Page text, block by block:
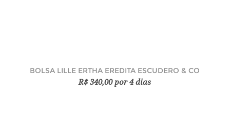
BOLSA LILLE ERTHA EREDITA ESCUDERO & CO
R$ 340,00 por 4 dias